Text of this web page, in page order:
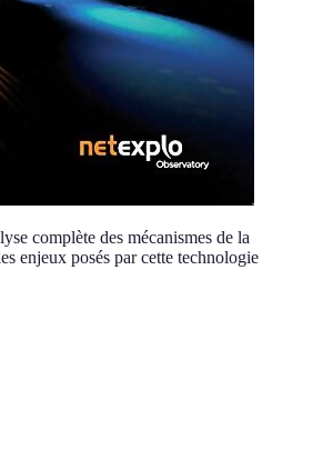
complète des mécanismes de la
enjeux posés par cette technologie